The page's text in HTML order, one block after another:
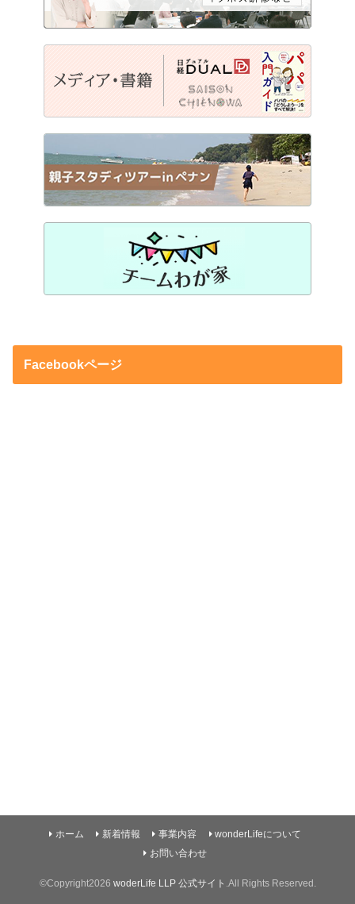
Facebookページ
ホーム 新着情報 事業内容
wonderLifeについて
お問い合わせ
©Copyright2026 woderLife LLP 公式サイト .All Rights Reserved.